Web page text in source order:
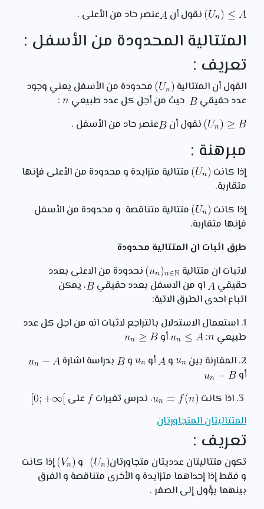
نقول أن
عنصر حاد من الأعلى .
المتتالية المحدودة من الأسفل :
تعريف :
القول أن المتتالية
محدودة من الأسفل يعني وجود
عدد حقيقي
حيث من أجل كل عدد طبيعي
:
نقول أن
عنصر حاد من الأسفل .
مبرهنة :
إذا كانت
متتالية متزايدة و محدودة من الأعلى فإنها
متقاربة.
إذا كانت
متتالية متناقصة و محدودة من الأسفل
فإنها متقاربة.
طرق اثبات ان المتتالية محدودة
لاثبات ان متتالية
نحدودة من الاعلى بعدد
حقيقي
او من الاسفل بعدد حقيقي
، يمكن
اتباع احدى الطرق الاتية:
1. استعمال الاستدلال بالتراجع لاثبات انه من اجل كل عدد
طبيعي
:
أو
2. المقارنة بين
و أو و
بدراسة اشارة
أو
، ندرس تغيرات
على
المتتاليتان المتجاورتان
تعريف :
تكون متتاليتان عدديتان متجاورتان و
إذا كانت
و فقط إذا إحداهما متزايدة و الأخرى متناقصة و الفرق
بينهما يؤول إلى الصفر .